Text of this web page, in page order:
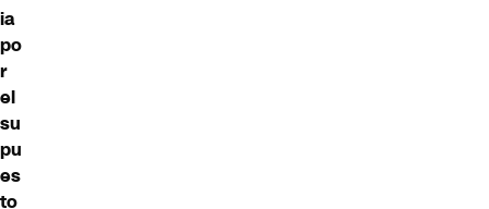
ia
po
r
el
su
pu
es
to